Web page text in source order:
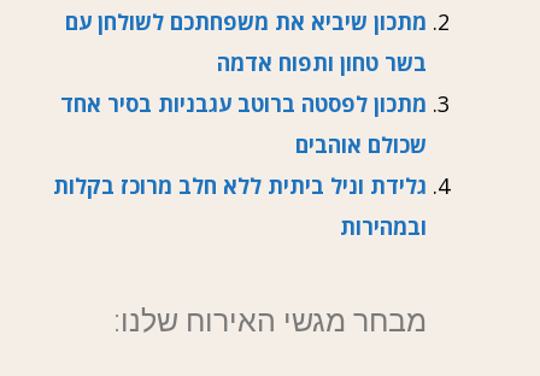
מתכון שיביא את משפחתכם לשולחן עם
בשר טחון ותפוח אדמה
מתכון לפסטה ברוטב עגבניות בסיר אחד
שכולם אוהבים
גלידת וניל ביתית ללא חלב מרוכז בקלות
ובמהירות
מבחר מגשי האירוח שלנו: